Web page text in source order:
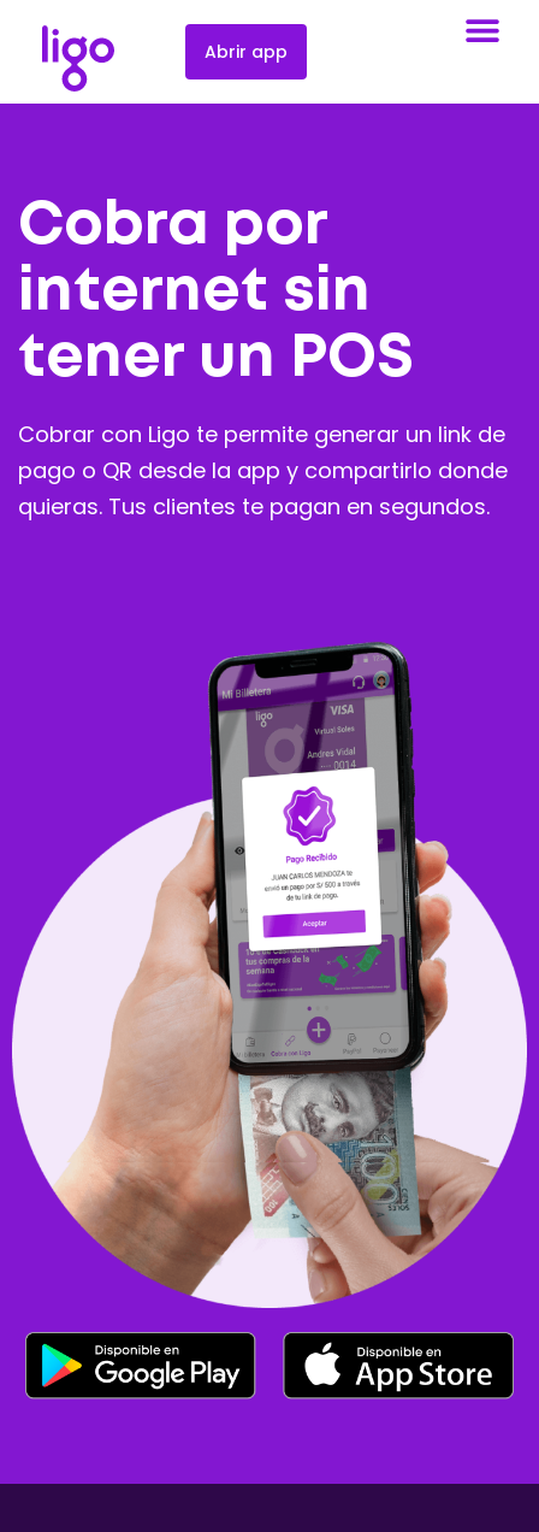
Abrir app
Cobra por
internet sin
tener un POS
Cobrar con Ligo te permite generar un link de
pago o QR desde la app y compartirlo donde
quieras. Tus clientes te pagan en segundos.